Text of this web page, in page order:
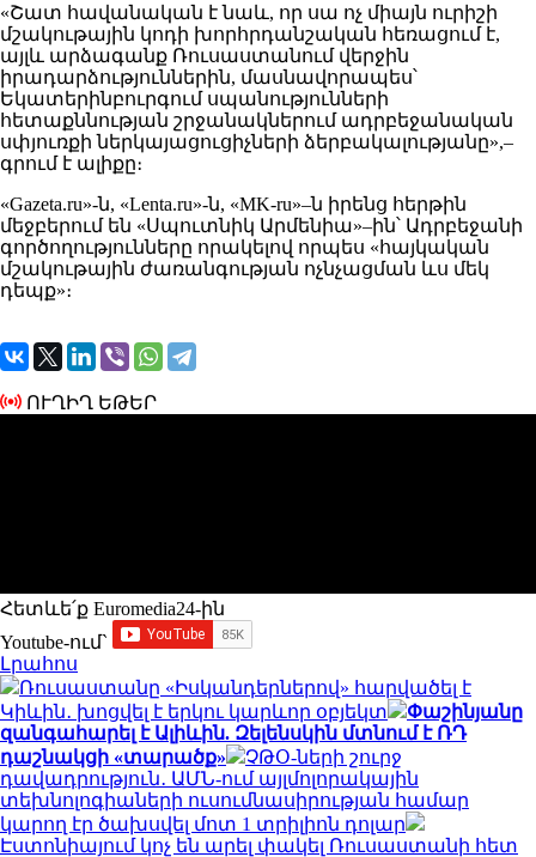
«Շատ հավանական է նաև, որ սա ոչ միայն ուրիշի
մշակութային կոդի խորհրդանշական հեռացում է,
այլև արձագանք Ռուսաստանում վերջին
իրադարձություններին, մասնավորապես՝
Եկատերինբուրգում սպանությունների
հետաքննության շրջանակներում ադրբեջանական
սփյուռքի ներկայացուցիչների ձերբակալությանը»,–
գրում է ալիքը։
«Gazeta.ru»-ն, «Lenta.ru»-ն, «MK-ru»–ն իրենց հերթին
մեջբերում են «Սպուտնիկ Արմենիա»–ին՝ Ադրբեջանի
գործողությունները որակելով որպես «հայկական
մշակութային ժառանգության ոչնչացման ևս մեկ
դեպք»։
ՈՒՂԻՂ ԵԹԵՐ
Հետևե՛ք Euromedia24-ին
Youtube-ում`
Լրահոս
Ռուսաստանը «Իսկանդերներով» հարվածել է
Կիևին․ խոցվել է երկու կարևոր օբյեկտ
Փաշինյանը
զանգահարել է Ալիևին. Զելենսկին մտնում է ՌԴ
դաշնակցի «տարածք»
ՉԹՕ-ների շուրջ
դավադրություն․ ԱՄՆ-ում այլմոլորակային
տեխնոլոգիաների ուսումնասիրության համար
կարող էր ծախսվել մոտ 1 տրիլիոն դոլար
Էստոնիայում կոչ են արել փակել Ռուսաստանի հետ